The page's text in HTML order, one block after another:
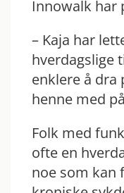
Innowalk har
– Kaja har
hverdagslige
enklere å dra
henne med
Folk med
ofte en
noe som kan